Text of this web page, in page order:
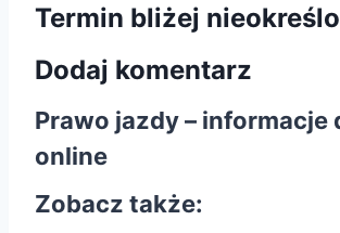
Termin bliżej
Dodaj komentarz
Prawo jazdy – informacje
online
Zobacz także: